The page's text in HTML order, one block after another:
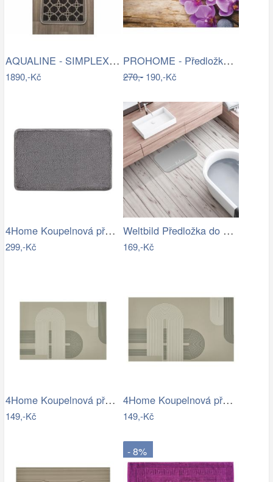
AQUALINE - SIMPLEX ECO skříňka za…
1890,-Kč
PROHOME - Předložka koupelnová 45x70cm…
270,-190,-Kč
4Home Koupelnová předložka Comfort, 40…
299,-Kč
Weltbild Předložka do koupelny Relax,…
169,-Kč
4Home Koupelnová předložka Abstract, 40…
149,-Kč
4Home Koupelnová předložka Abstract, 50…
149,-Kč
- 8%